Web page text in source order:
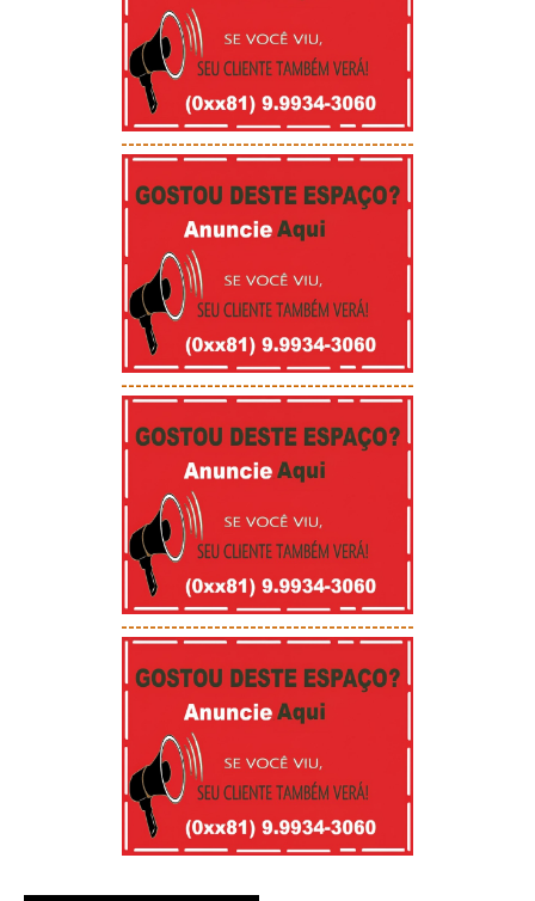
-----------------------------------------
-----------------------------------------
-----------------------------------------